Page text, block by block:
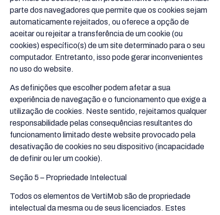
parte dos navegadores que permite que os cookies sejam
automaticamente rejeitados, ou oferece a opção de
aceitar ou rejeitar a transferência de um cookie (ou
cookies) específico(s) de um site determinado para o seu
computador. Entretanto, isso pode gerar inconvenientes
no uso do website.
As definições que escolher podem afetar a sua
experiência de navegação e o funcionamento que exige a
utilização de cookies. Neste sentido, rejeitamos qualquer
responsabilidade pelas consequências resultantes do
funcionamento limitado deste website provocado pela
desativação de cookies no seu dispositivo (incapacidade
de definir ou ler um cookie).
Seção 5 – Propriedade Intelectual
Todos os elementos de VertiMob são de propriedade
intelectual da mesma ou de seus licenciados. Estes